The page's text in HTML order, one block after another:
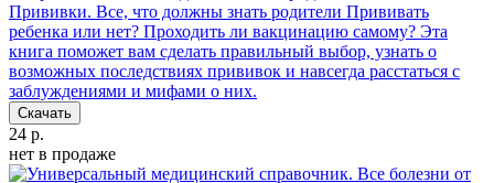
Прививки. Все, что должны знать родители Прививать
ребенка или нет? Проходить ли вакцинацию самому? Эта
книга поможет вам сделать правильный выбор, узнать о
возможных последствиях прививок и навсегда расстаться с
заблуждениями и мифами о них.
Скачать
24 р.
нет в продаже